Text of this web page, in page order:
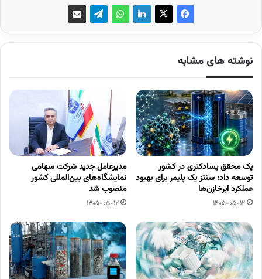
نوشته های مشابه
یک محقق پسادکتری در کشور
توسعه داد: سنتز یک پلیمر برای بهبود
عملکرد ابرخازن‌ها
1405-05-12
مدیرعامل جدید شرکت سهامی
نمایشگاه‌های بین‌المللی کشور
منصوب شد
1405-05-12